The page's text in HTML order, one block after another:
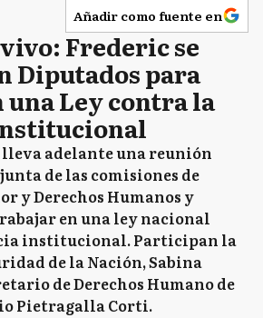
Añadir como fuente en
Frederic se
Diputados para
Ley contra la
lleva adelante una reunión
de las comisiones de
y Derechos Humanos y
en una ley nacional
institucional. Participan la
de la Nación, Sabina
de Derechos Humano de
Pietragalla Corti.